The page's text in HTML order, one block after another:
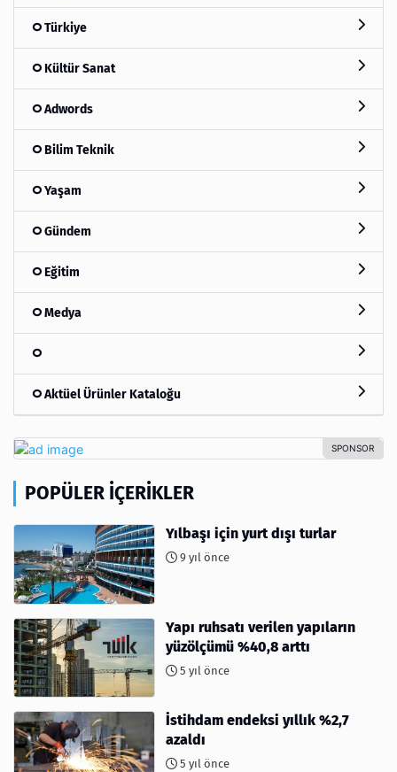
Türkiye
Kültür Sanat
Adwords
Bilim Teknik
Yaşam
Gündem
Eğitim
Medya
Aktüel Ürünler Kataloğu
POPÜLER İÇERIKLER
Yılbaşı için yurt dışı turlar
9 yıl önce
Yapı ruhsatı verilen yapıların
yüzölçümü %40,8 arttı
5 yıl önce
İstihdam endeksi yıllık %2,7
azaldı
5 yıl önce